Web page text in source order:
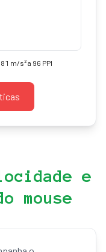
m/s² a 96 PPI
e
mouse